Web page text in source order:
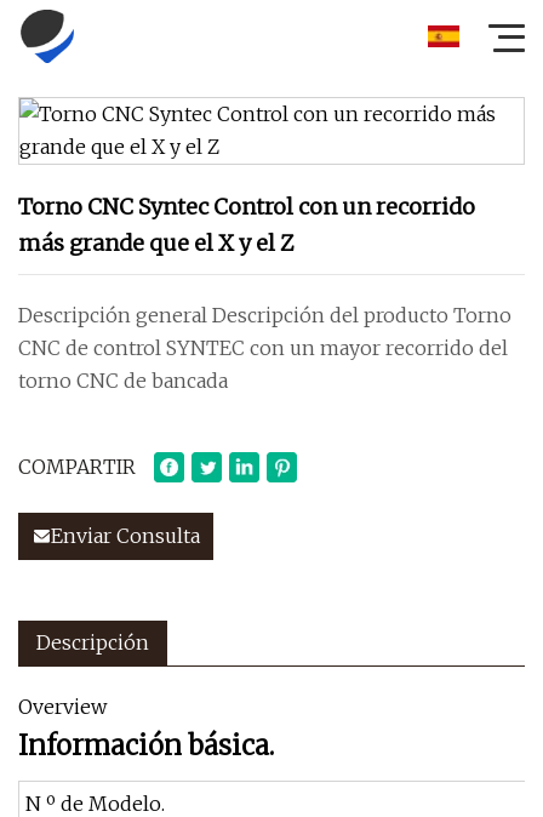
Torno CNC Syntec Control con un recorrido
más grande que el X y el Z
Descripción general Descripción del producto Torno
CNC de control SYNTEC con un mayor recorrido del
torno CNC de bancada
COMPARTIR
Enviar Consulta
Descripción
Overview
Información básica.
N º de Modelo.